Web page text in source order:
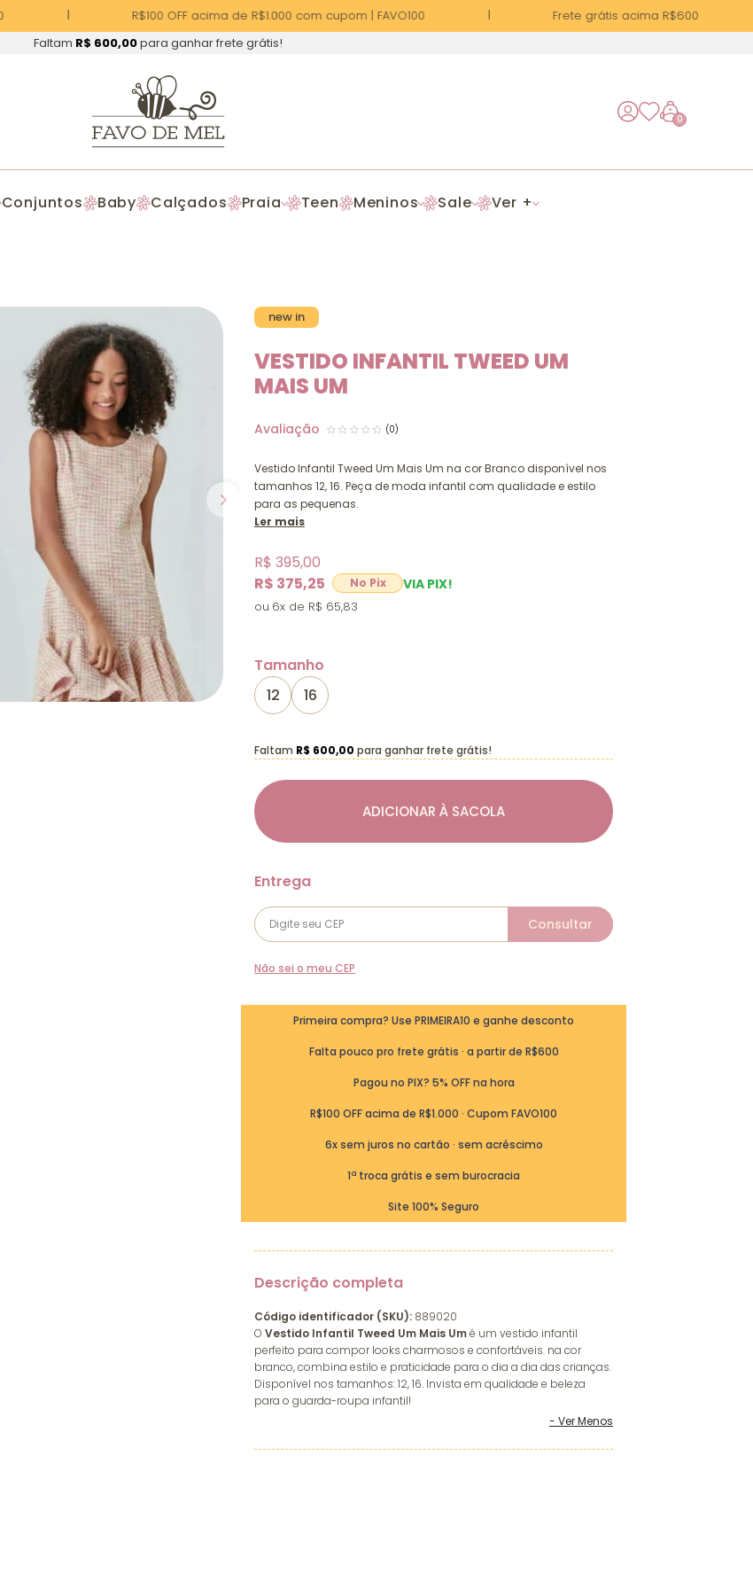
R$100 OFF acima de R$1.000 com cupom | FAVO100
Frete grátis acima R$600
Faltam R$ 600,00para ganhar frete grátis!
0
Conjuntos Baby Calçados Praia Teen Meninos Sale Ver +
new in
VESTIDO INFANTIL TWEED UM
MAIS UM
(0)
Vestido Infantil Tweed Um Mais Um na cor Branco disponível nos
tamanhos 12, 16. Peça de moda infantil com qualidade e estilo
para as pequenas.
Ler mais
R$ 375,25 VIA PIX!
R$ 395,00
6x R$ 65,83
Tamanho
12
16
ADICIONAR À SACOLA
Faltam R$ 600,00 para ganhar frete grátis!
Não sei o meu CEP
Primeira compra? Use PRIMEIRA10 e ganhe desconto
Falta pouco pro frete grátis · a partir de R$600
Pagou no PIX? 5% OFF na hora
R$100 OFF acima de R$1.000 · Cupom FAVO100
6x sem juros no cartão · sem acréscimo
1ª troca grátis e sem burocracia
Site 100% Seguro
Descrição completa
Código identificador (SKU): 889020
O Vestido Infantil Tweed Um Mais Umé um vestido infantil
perfeito para compor looks charmosos e confortáveis. na cor
branco, combina estilo e praticidade para o dia a dia das crianças.
Disponível nos tamanhos: 12, 16. Invista em qualidade e beleza
para o guarda-roupa infantil!